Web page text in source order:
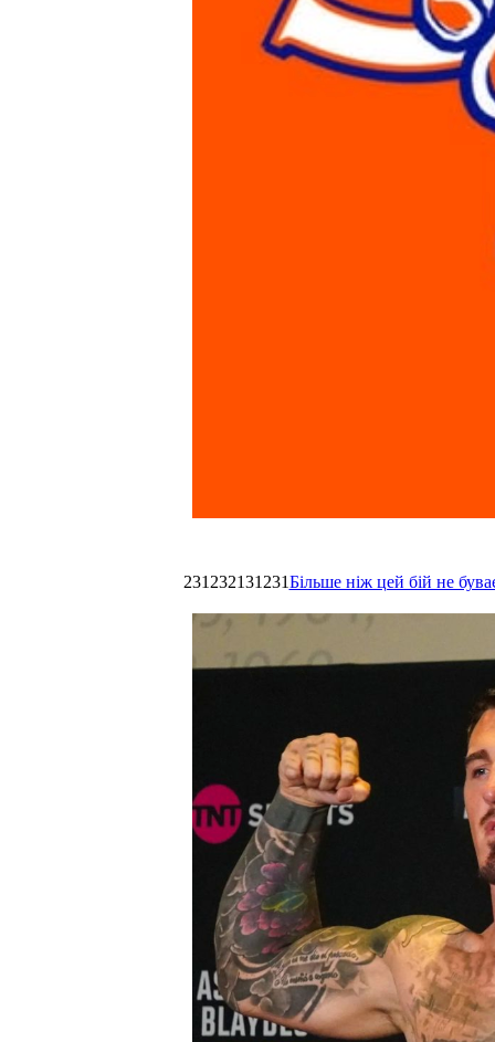
231232131231Більше ніж цей бій не